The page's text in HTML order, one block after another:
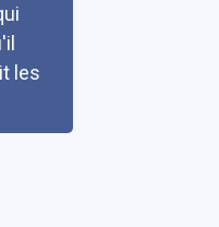
les